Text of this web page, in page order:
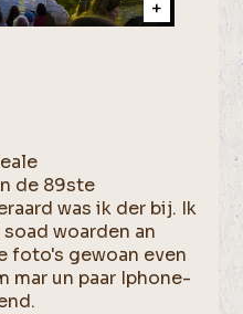
de 89ste
was ik der bij. Ik
woarden an
foto's gewoan even
mar un paar Iphone-